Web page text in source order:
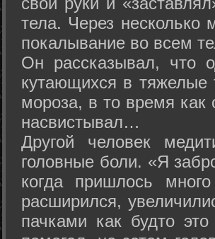
тела. Через несколько
покалывание во всем
Он рассказывал, что
кутающихся в тяжелые
мороза, в то время
насвистывал…
Другой человек
головные боли. «Я
когда пришлось
расширился,
пачками как будто